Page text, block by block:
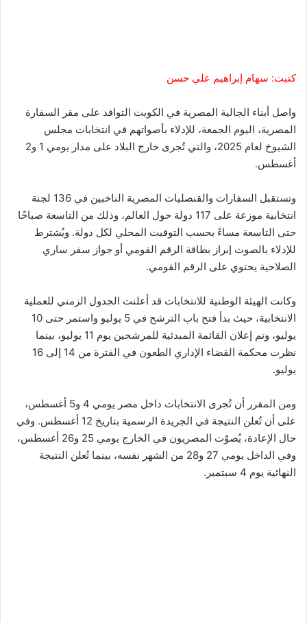
كتبت: سهام إبراهيم علي حسن
واصل أبناء الجالية المصرية في الكويت التوافد على مقر السفارة
المصرية، اليوم الجمعة، للإدلاء بأصواتهم في انتخابات مجلس
الشيوخ لعام 2025، والتي تُجرى خارج البلاد على مدار يومي 1 و2
أغسطس.
وتستقبل السفارات والقنصليات المصرية الناخبين في 136 لجنة
انتخابية موزعة على 117 دولة حول العالم، وذلك من التاسعة صباحًا
حتى التاسعة مساءً بحسب التوقيت المحلي لكل دولة. ويُشترط
للإدلاء بالصوت إبراز بطاقة الرقم القومي أو جواز سفر ساري
الصلاحية يحتوي على الرقم القومي.
وكانت الهيئة الوطنية للانتخابات قد أعلنت الجدول الزمني للعملية
الانتخابية، حيث بدأ فتح باب الترشح في 5 يوليو واستمر حتى 10
يوليو، وتم إعلان القائمة المبدئية للمرشحين يوم 11 يوليو، بينما
نظرت محكمة القضاء الإداري الطعون في الفترة من 14 إلى 16
يوليو.
ومن المقرر أن تُجرى الانتخابات داخل مصر يومي 4 و5 أغسطس،
على أن تُعلن النتيجة في الجريدة الرسمية بتاريخ 12 أغسطس. وفي
حال الإعادة، يُصوّت المصريون في الخارج يومي 25 و26 أغسطس،
وفي الداخل يومي 27 و28 من الشهر نفسه، بينما تُعلن النتيجة
النهائية يوم 4 سبتمبر.